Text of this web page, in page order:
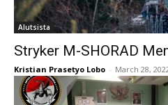
Alutsista
Stryker M-SHORAD
Kristian Prasetyo Lobo - March 28,